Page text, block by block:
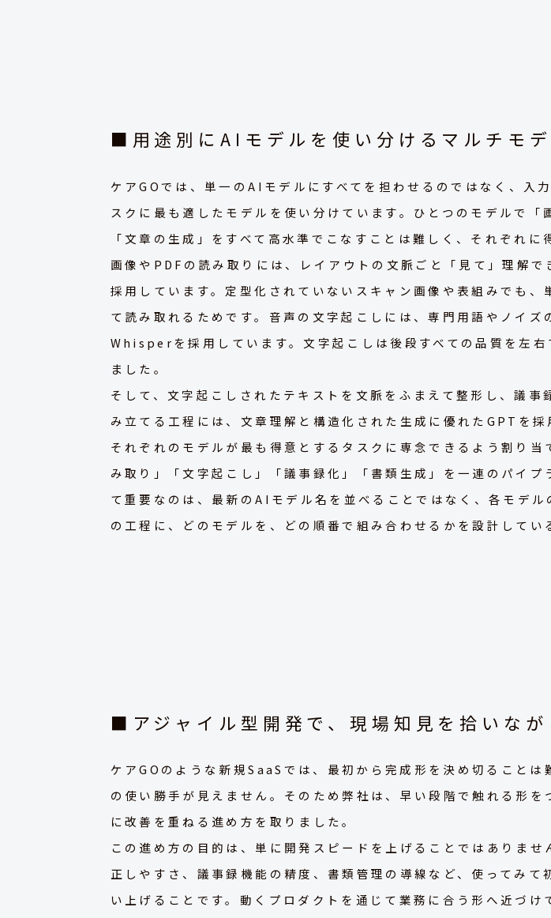
■用途別にAIモデルを使い分けるマルチモデ
ケアGOでは、単一のAIモデルにすべてを担わせるのではなく、入
スクに最も適したモデルを使い分けています。ひとつのモデルで「
「文章の生成」をすべて高水準でこなすことは難しく、それぞれに
画像やPDFの読み取りには、レイアウトの文脈ごと「見て」理解
採用しています。定型化されていないスキャン画像や表組みでも、
て読み取れるためです。音声の文字起こしには、専門用語やノイズ
Whisperを採用しています。文字起こしは後段すべての品質を左
ました。
そして、文字起こしされたテキストを文脈をふまえて整形し、議
み立てる工程には、文章理解と構造化された生成に優れたGPTを採
それぞれのモデルが最も得意とするタスクに専念できるよう割り
み取り」「文字起こし」「議事録化」「書類生成」を一連のパイ
て重要なのは、最新のAIモデル名を並べることではなく、各モデ
の工程に、どのモデルを、どの順番で組み合わせるかを設計してい
■アジャイル型開発で、現場知見を拾いなが
ケアGOのような新規SaaSでは、最初から完成形を決め切ること
の使い勝手が見えません。そのため弊社は、早い段階で触れる形を
に改善を重ねる進め方を取りました。
この進め方の目的は、単に開発スピードを上げることではありま
正しやすさ、議事録機能の精度、書類管理の導線など、使ってみ
い上げることです。動くプロダクトを通じて業務に合う形へ近づけ